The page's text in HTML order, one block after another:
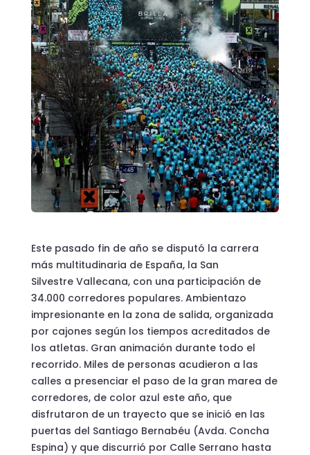
Este pasado fin de año se disputó la carrera
más multitudinaria de España, la San
Silvestre Vallecana, con una participación de
34.000 corredores populares. Ambientazo
impresionante en la zona de salida, organizada
por cajones según los tiempos acreditados de
los atletas. Gran animación durante todo el
recorrido. Miles de personas acudieron a las
calles a presenciar el paso de la gran marea de
corredores, de color azul este año, que
disfrutaron de un trayecto que se inició en las
puertas del Santiago Bernabéu (Avda. Concha
Espina) y que discurrió por Calle Serrano hasta